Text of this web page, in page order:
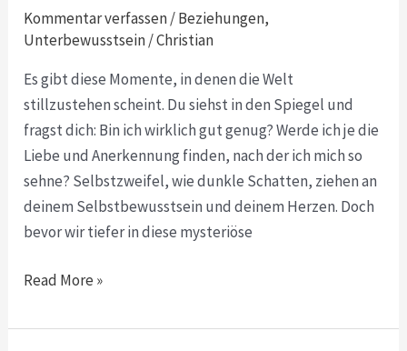
Kommentar verfassen/Beziehungen,
Unterbewusstsein/Christian
Es gibt diese Momente, in denen die Welt
stillzustehen scheint. Du siehst in den Spiegel und
fragst dich: Bin ich wirklich gut genug? Werde ich je die
Liebe und Anerkennung finden, nach der ich mich so
sehne? Selbstzweifel, wie dunkle Schatten, ziehen an
deinem Selbstbewusstsein und deinem Herzen. Doch
bevor wir tiefer in diese mysteriöse
du
dein
in
der
Liebe
Read More »